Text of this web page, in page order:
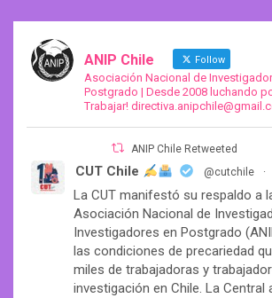
ANIP Chile Follow
Asociación Nacional de
Postgrado | Desde 2008 luchando
Trabajar!
ANIP Chile Retweeted
CUT Chile @cutchile ·
La CUT manifestó su respaldo a
Asociación Nacional de
Investigadores en Postgrado
las condiciones de precariedad
miles de trabajadoras y
investigación en Chile. La Central